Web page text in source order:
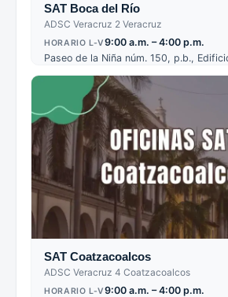
SAT Boca del Río
ADSC Veracruz 2 Veracruz
HORARIO L-V9:00 a.m. – 4:00 p.m.
Paseo de la Niña núm. 150, p.b.,
SAT Coatzacoalcos
ADSC Veracruz 4 Coatzacoalcos
HORARIO L-V9:00 a.m. – 4:00 p.m.